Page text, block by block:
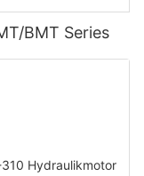
BMT Series